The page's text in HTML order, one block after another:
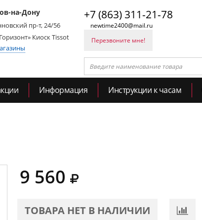
на-Дону
пр-т, 24/56
Киоск Tissot
+7 (863) 311-21-78
newtime2400@mail.ru
Перезвоните мне!
Информация Инструкции к часам
9 560
ТОВАРА НЕТ В НАЛИЧИИ